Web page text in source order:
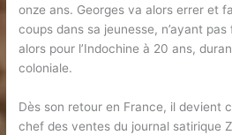
onze ans. Georges va alors errer et
coups dans sa jeunesse, n’ayant pas
alors pour l’Indochine à 20 ans,
coloniale.
Dès son retour en France, il devient
chef des ventes du journal satirique